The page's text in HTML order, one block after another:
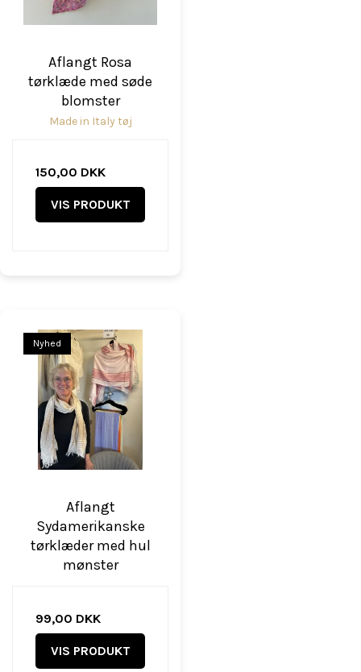
Aflangt Rosa
tørklæde med søde
blomster
Made in Italy tøj
150,00 DKK
VIS PRODUKT
Nyhed
Aflangt
Sydamerikanske
tørklæder med hul
mønster
99,00 DKK
VIS PRODUKT